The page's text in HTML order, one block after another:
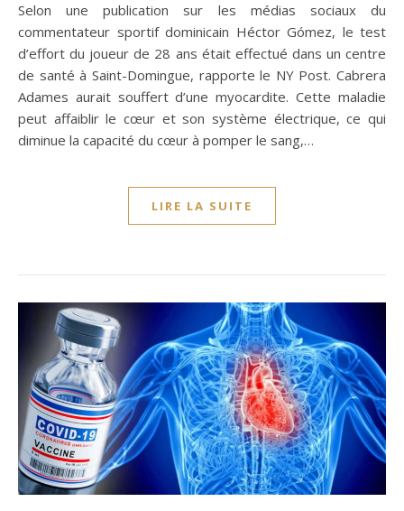
Selon une publication sur les médias sociaux du
commentateur sportif dominicain Héctor Gómez, le test
d’effort du joueur de 28 ans était effectué dans un centre
de santé à Saint-Domingue, rapporte le NY Post. Cabrera
Adames aurait souffert d’une myocardite. Cette maladie
peut affaiblir le cœur et son système électrique, ce qui
diminue la capacité du cœur à pomper le sang,…
LIRE LA SUITE